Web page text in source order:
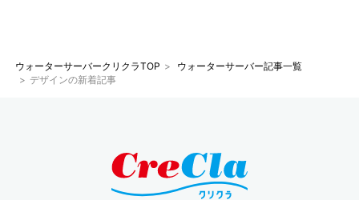
ウォーターサーバークリクラTOP
ウォーターサーバー記事一覧
デザインの新着記事